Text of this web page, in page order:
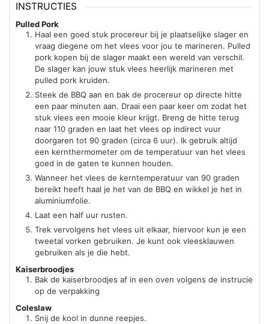
INSTRUCTIES
Pulled Pork
Haal een goed stuk procereur bij je plaatselijke slager en
vraag diegene om het vlees voor jou te marineren. Pulled
pork kopen bij de slager maakt een wereld van verschil.
De slager kan jouw stuk vlees heerlijk marineren met
pulled pork kruiden.
Steek de BBQ aan en bak de procereur op directe hitte
een paar minuten aan. Draai een paar keer om zodat het
stuk vlees een mooie kleur krijgt. Breng de hitte terug
naar 110 graden en laat het vlees op indirect vuur
doorgaren tot 90 graden (circa 6 uur). Ik gebruik altijd
een kernthermometer om de temperatuur van het vlees
goed in de gaten te kunnen houden.
Wanneer het vlees de kerntemperatuur van 90 graden
bereikt heeft haal je het van de BBQ en wikkel je het in
aluminiumfolie.
Laat een half uur rusten.
Trek vervolgens het vlees uit elkaar, hiervoor kun je een
tweetal vorken gebruiken. Je kunt ook vleesklauwen
gebruiken als je die hebt.
Kaiserbroodjes
Bak de kaiserbroodjes af in een oven volgens de instrucie
op de verpakking
Coleslaw
Snij de kool in dunne reepjes.